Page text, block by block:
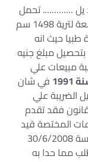
يل …………. تحمل
رقم شاسية …………. ورقم موتور………… بسعة لترية 1498 سم
حيث انه
مبلغ جنيه
رقم بتاريخ / /2008 كضريبة مبيعات علي
في شان
الضريبة علي
فقد تقدم
المختصة قيد
تحت رقم 6821 لسنة 2008 وتحدد لنظره جلسة 30/6/2008
مما حدا به